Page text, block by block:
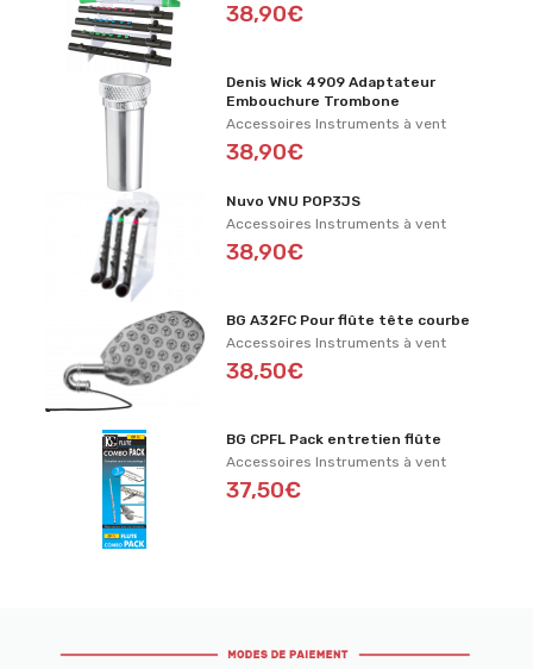
38,90€
Denis Wick 4909 Adaptateur
Embouchure Trombone
Accessoires Instruments à vent
38,90€
Nuvo VNU POP3JS
Accessoires Instruments à vent
38,90€
BG A32FC Pour flûte tête courbe
Accessoires Instruments à vent
38,50€
BG CPFL Pack entretien flûte
Accessoires Instruments à vent
37,50€